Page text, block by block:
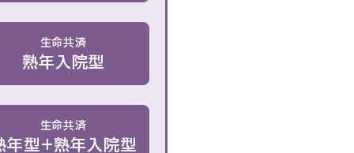
生命共済
熟年入院型
生命共済
年型+熟年入院型